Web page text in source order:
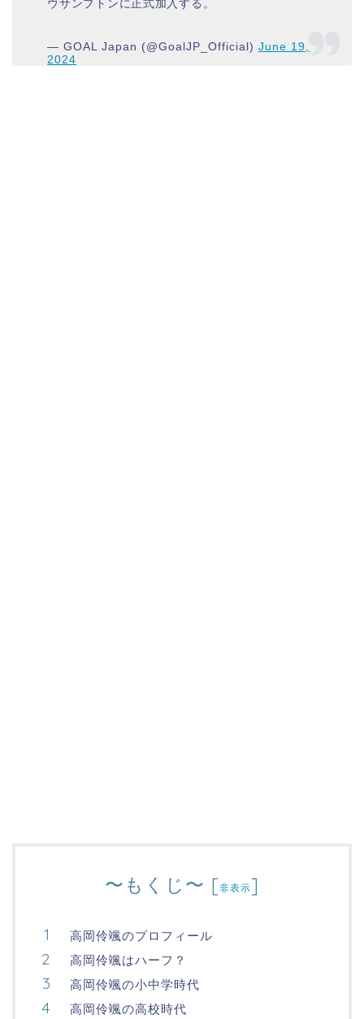
ウサンプトンに正式加入する。
— GOAL Japan (@GoalJP_Official)June 19,
2024
〜もくじ〜 [非表示]
高岡伶颯のプロフィール
高岡伶颯はハーフ？
高岡伶颯の小中学時代
高岡伶颯の高校時代